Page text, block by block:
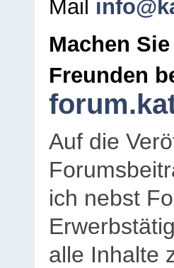
Mail
Machen
Freunden
Auf die
ich nebst
alle Inhalte